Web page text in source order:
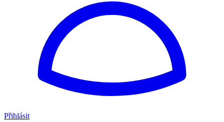
Přihlásit